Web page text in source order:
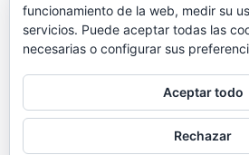
funcionamiento de la web, medir su
servicios. Puede aceptar todas las
necesarias o configurar sus
Aceptar todo
Rechazar